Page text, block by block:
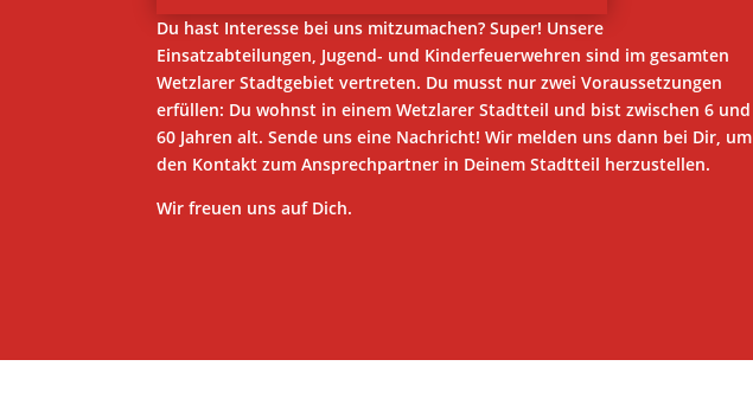
Du hast Interesse bei uns mitzumachen? Super! Unsere
Einsatzabteilungen, Jugend- und Kinderfeuerwehren sind im gesamten
Wetzlarer Stadtgebiet vertreten. Du musst nur zwei Voraussetzungen
erfüllen: Du wohnst in einem Wetzlarer Stadtteil und bist zwischen 6 und
60 Jahren alt. Sende uns eine Nachricht! Wir melden uns dann bei Dir, um
den Kontakt zum Ansprechpartner in Deinem Stadtteil herzustellen.
Wir freuen uns auf Dich.